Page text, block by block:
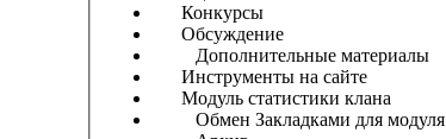
Конкурсы
Обсуждение
Дополнительные материалы
Инструменты на сайте
Модуль статистики клана
Обмен Закладками для модуля